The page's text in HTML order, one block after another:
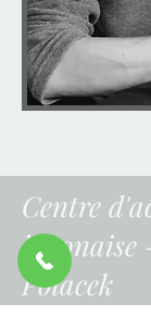
Centre
japonaise
Polacek